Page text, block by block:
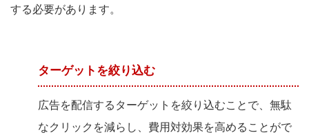
する必要があります。
ターゲットを絞り込む
広告を配信するターゲットを絞り込むことで、無駄
なクリックを減らし、費用対効果を高めることがで